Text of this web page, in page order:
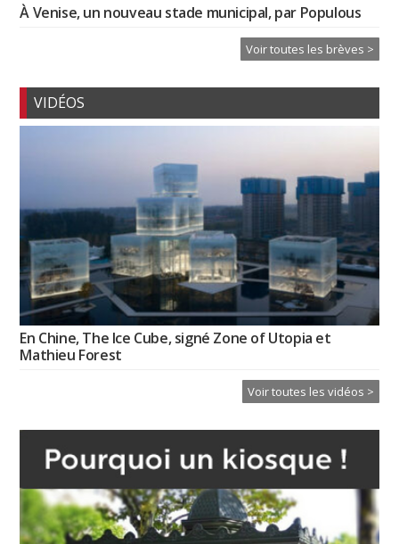
À Venise, un nouveau stade municipal, par Populous
Voir toutes les brèves >
VIDÉOS
En Chine, The Ice Cube, signé Zone of Utopia et
Mathieu Forest
Voir toutes les vidéos >